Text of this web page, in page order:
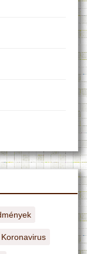
Koronavirus